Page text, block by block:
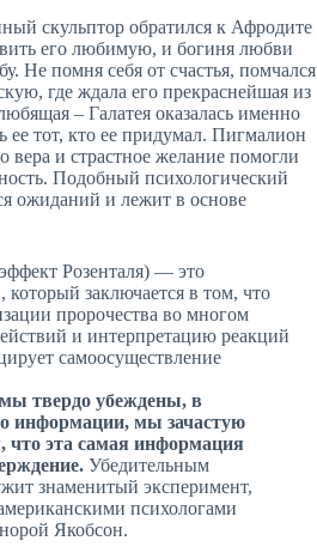
скульптор обратился к Афродите
его любимую, и богиня любви
Не помня себя от счастья, помчался
где ждала его прекраснейшая из
– Галатея оказалась именно
ее тот, кто ее придумал. Пигмалион
вера и страстное желание помогли
Подобный психологический
ожиданий и лежит в основе
Розенталя) — это
заключается в том, что
пророчества во многом
и интерпретацию реакций
самоосуществление
мы твердо убеждены, в
информации, мы зачастую
что эта самая информация
Убедительным
знаменитый эксперимент,
психологами
Якобсон.